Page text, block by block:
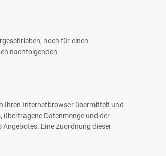
noch für einen
nachfolgenden
Ihren Internetbrowser übermittelt und
übertragene Datenmenge und der
Eine Zuordnung dieser